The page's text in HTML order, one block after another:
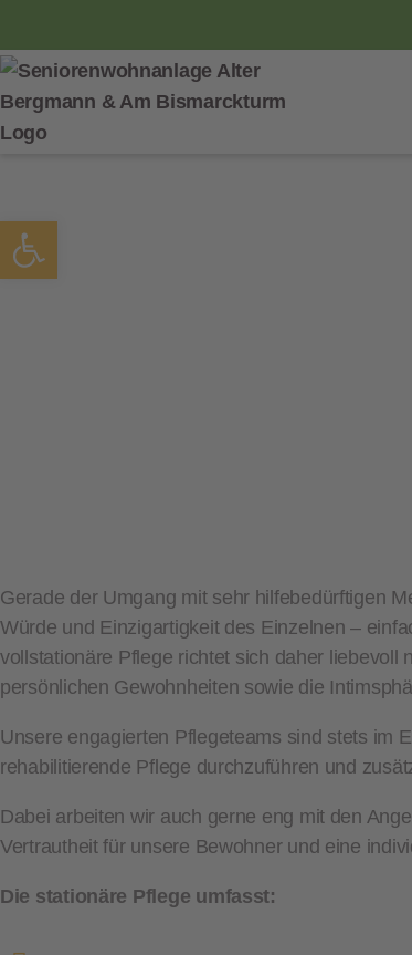
Gerade der Umgang mit sehr hilfebedürftigen
Würde und Einzigartigkeit des Einzelnen –
vollstationäre Pflege richtet sich daher liebevoll
persönlichen Gewohnheiten sowie die
Unsere engagierten Pflegeteams sind stets im
rehabilitierende Pflege durchzuführen und
Dabei arbeiten wir auch gerne eng mit den
Vertrautheit für unsere Bewohner und eine
Die stationäre Pflege umfasst:
Open Toolbar